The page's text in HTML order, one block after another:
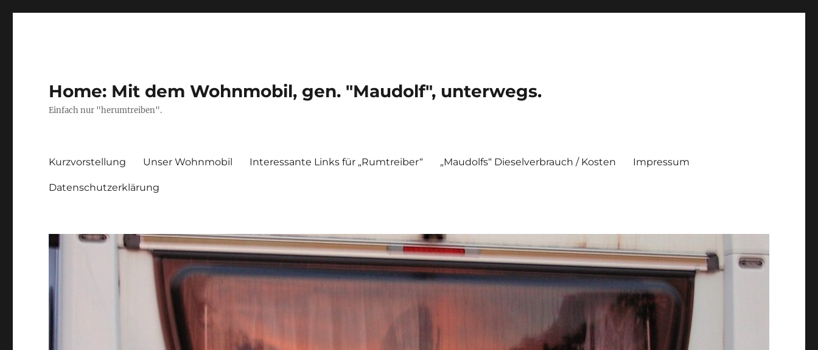
Home: Mit dem Wohnmobil, gen. "Maudolf", unterwegs.
Einfach nur "herumtreiben".
Kurzvorstellung Unser Wohnmobil Interessante Links für „Rumtreiber“ „Maudolfs“ Dieselverbrauch / Kosten Impressum
Datenschutzerklärung